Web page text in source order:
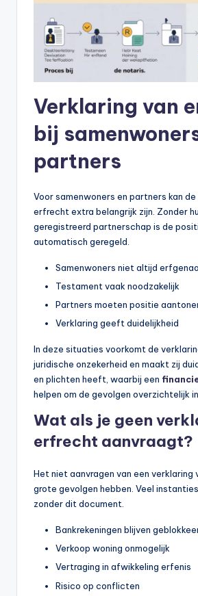
Verklaring van
bij
partners
Voor samenwoners en partners kan
erfrecht extra belangrijk zijn. Zonder
geregistreerd partnerschap is de
automatisch geregeld.
Samenwoners niet altijd
Testament vaak noodzakelijk
Partners moeten positie
Verklaring geeft duidelijkheid
In deze situaties voorkomt de
juridische onzekerheid en maakt zij
en plichten heeft, waarbij een
helpen om de gevolgen overzichtelijk
Wat als je geen
erfrecht aanvraagt?
Het niet aanvragen van een verklaring
grote gevolgen hebben. Veel
zonder dit document.
Bankrekeningen blijven
Verkoop woning onmogelijk
Vertraging in afwikkeling erfenis
Risico op conflicten